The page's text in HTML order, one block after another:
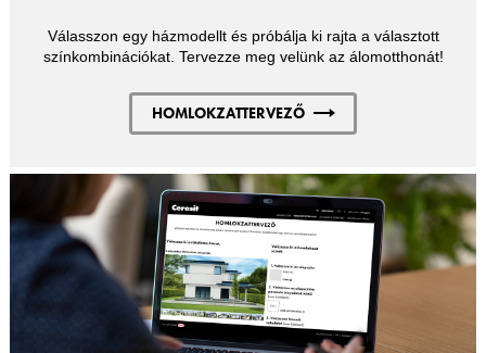
Válasszon egy házmodellt és próbálja ki rajta a választott
színkombinációkat. Tervezze meg velünk az álomotthonát!
HOMLOKZATTERVEZŐ